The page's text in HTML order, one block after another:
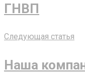
ГНВП
Следующая статья
Наша